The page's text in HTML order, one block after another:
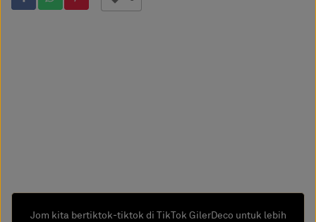
Jom kita bertiktok-tiktok di TikTok GilerDeco untuk lebih